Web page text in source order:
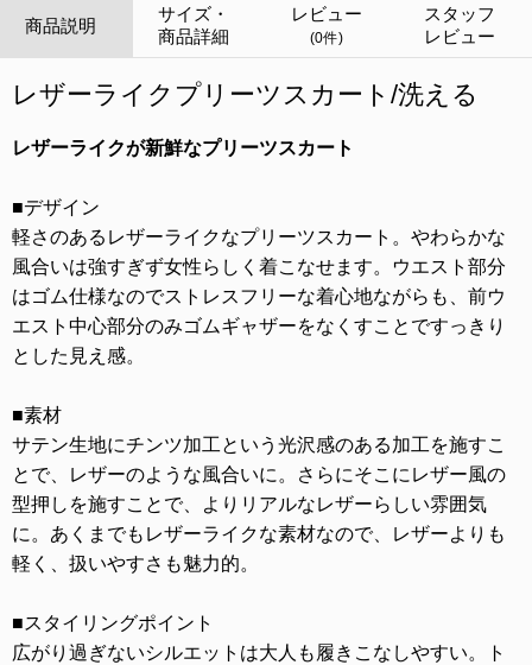
商品説明
サイズ・
商品詳細
レビュー
(0件)
スタッフ
レビュー
レザーライクプリーツスカート/洗える
レザーライクが新鮮なプリーツスカート
■デザイン
軽さのあるレザーライクなプリーツスカート。やわらかな
風合いは強すぎず女性らしく着こなせます。ウエスト部分
はゴム仕様なのでストレスフリーな着心地ながらも、前ウ
エスト中心部分のみゴムギャザーをなくすことですっきり
とした見え感。
■素材
サテン生地にチンツ加工という光沢感のある加工を施すこ
とで、レザーのような風合いに。さらにそこにレザー風の
型押しを施すことで、よりリアルなレザーらしい雰囲気
に。あくまでもレザーライクな素材なので、レザーよりも
軽く、扱いやすさも魅力的。
■スタイリングポイント
広がり過ぎないシルエットは大人も履きこなしやすい。ト